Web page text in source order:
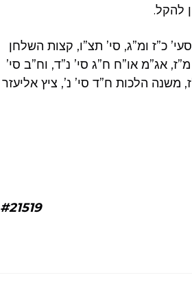
להקל.
כ”ז ומ”ג, סי’ תצ”ו, קצות השלחן
אג”מ או”ח ח”ג סי’ נ”ד, וח”ב סי’
הלכות ח”ד סי’ נ’, ציץ אליעזר
#21519